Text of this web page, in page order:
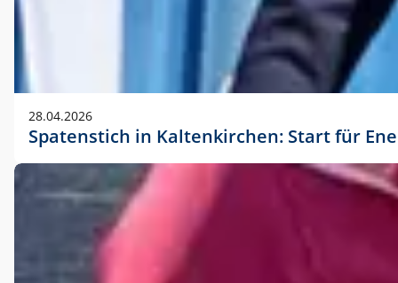
28.04.2026
Spatenstich in Kaltenkirchen: Start für